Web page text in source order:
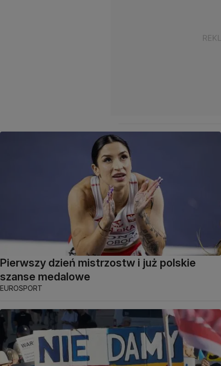
Pierwszy dzień mistrzostw i już polskie
szanse medalowe
EUROSPORT